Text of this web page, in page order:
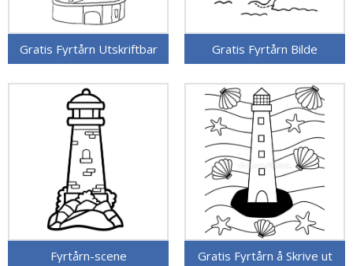
Gratis Fyrtårn Utskriftbar Gratis Fyrtårn Bilde
Fyrtårn-scene Gratis Fyrtårn å Skrive ut